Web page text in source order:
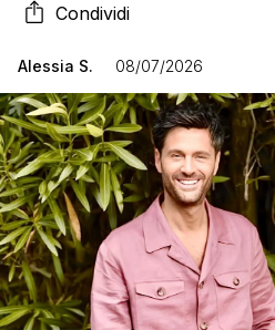
Condividi
Alessia S. 08/07/2026